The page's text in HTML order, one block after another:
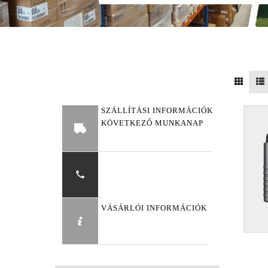
SZÁLLÍTÁSI INFORMÁCIÓK
KÖVETKEZŐ MUNKANAP
VÁSÁRLÓI INFORMÁCIÓK